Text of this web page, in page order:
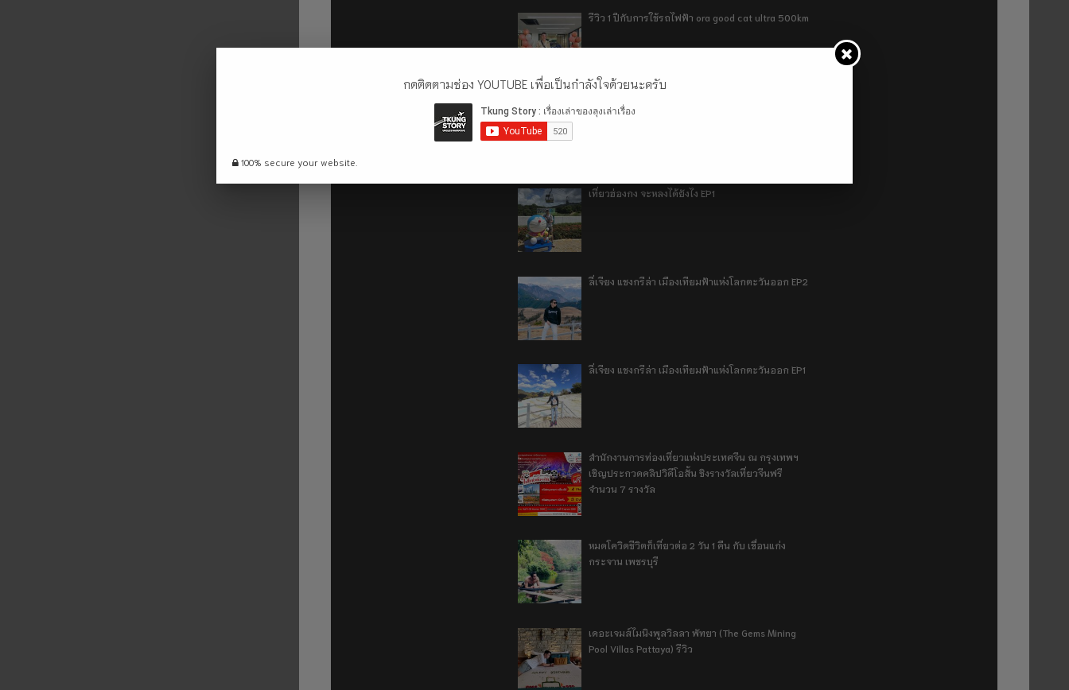
รีวิว 1 ปีกับการใช้รถไฟฟ้า ora good cat ultra 500km
เที่ยวฮ่องกง จะหลงได้ยังไง EP2
เที่ยวฮ่องกง จะหลงได้ยังไง EP1
ลี่เจียง แชงกรีล่า เมืองเทียมฟ้าแห่งโลกตะวันออก EP2
ลี่เจียง แชงกรีล่า เมืองเทียมฟ้าแห่งโลกตะวันออก EP1
สำนักงานการท่องเที่ยวแห่งประเทศจีน ณ กรุงเทพฯ
เชิญประกวดคลิปวิดีโอสั้น ชิงรางวัลเที่ยวจีนฟรี
จำนวน 7 รางวัล
หมดโควิดชีวิตก็เที่ยวต่อ 2 วัน 1 คืน กับ เขื่อนแก่ง
กระจาน เพชรบุรี
เดอะเจมส์ไมนิงพูลวิลลา พัทยา (The Gems Mining
Pool Villas Pattaya) รีวิว
กดติดตามช่อง YOUTUBE เพื่อเป็นกำลังใจด้วยนะครับ
100% secure your website.